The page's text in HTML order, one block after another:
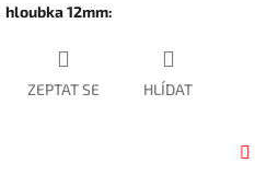
hloubka 12mm:
ZEPTAT SE HLÍDAT